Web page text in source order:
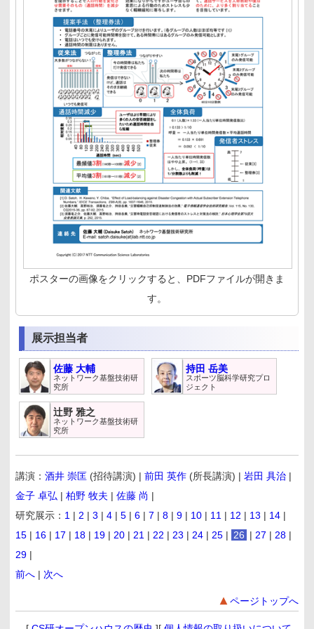
ポスターの画像をクリックすると、PDFファイルが開きま
す。
展示担当者
佐藤 大輔
ネットワーク基盤技術研
究所
持田 岳美
スポーツ脳科学研究プロ
ジェクト
辻野 雅之
ネットワーク基盤技術研
究所
講演：酒井 崇匡 (招待講演) |前田 英作 (所長講演) |岩田 具治 |
金子 卓弘 |柏野 牧夫 |佐藤 尚 |
研究展示： 1 | 2 |3 |4 |5 |6 |7 |8 |9 | 10 | 11 | 12 | 13 | 14 |
15 | 16 | 17 | 18 | 19 | 20 | 21 | 22 | 23 | 24 | 25 | 26 | 27 | 28 |
29 |
前へ | 次へ
ページトップへ